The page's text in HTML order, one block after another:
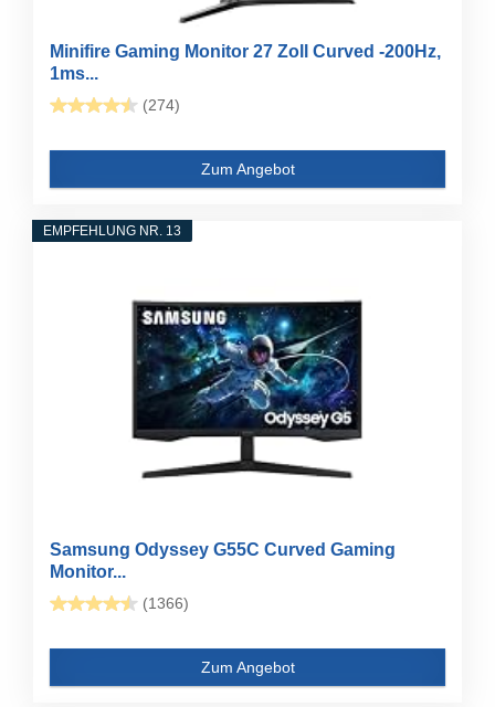
Minifire Gaming Monitor 27 Zoll Curved -200Hz,
1ms...
(274)
Zum Angebot
EMPFEHLUNG NR. 13
Samsung Odyssey G55C Curved Gaming
Monitor...
(1366)
Zum Angebot